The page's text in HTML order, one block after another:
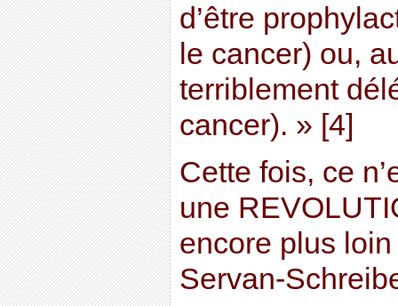
d’être
le cancer) ou,
terriblement
cancer). » [4]
Cette fois, ce
une
encore plus
Servan-